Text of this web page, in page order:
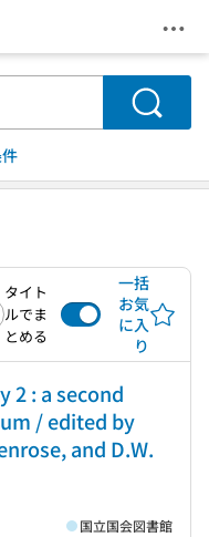
メ
検索
タイト
ルでま
とめる
一括
お気
に入
り
2 : a second
/ edited by
and D.W.
国立国会図書館